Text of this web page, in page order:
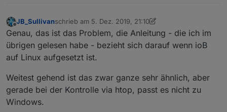
Instanz.
Offline
JB_Sullivanschrieb am 5. Dez. 2019, 21:10
zuletzt editiert von JB_Sullivan12. Mai 2019, 22:13
Genau, das ist das Problem, die Anleitung - die ich im
übrigen gelesen habe - bezieht sich darauf wenn ioB
auf Linux aufgesetzt ist.
Weitest gehend ist das zwar ganze sehr ähnlich, aber
gerade bei der Kontrolle via htop, passt es nicht zu
Windows.